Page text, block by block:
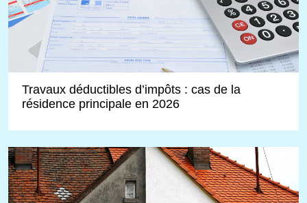
Travaux déductibles d’impôts : cas de la
résidence principale en 2026